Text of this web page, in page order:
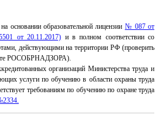
основании образовательной лицензии № 087 от
от 20.11.2017) и в полном соответствии со
действующими на территории РФ (проверить
РОСОБРНАДЗОРА).
организаций Министерства труда и
услуги по обучению в области охраны труда
требованиям по обучению по охране труда